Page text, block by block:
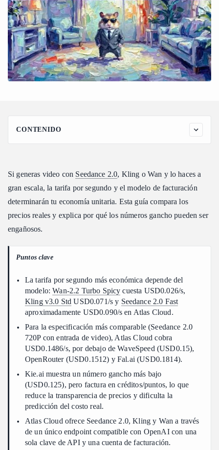
CONTENIDO
Qué significa realmente "el más barato" para las API de video
Comparación de proveedores para Seedance 2.0 720P
Los tres modelos bajo una sola API
Integración para desarrolladores y fiabilidad empresarial
Conclusión
Si generas video con Seedance 2.0, Kling o Wan y lo haces a
gran escala, la tarifa por segundo y el modelo de facturación
determinarán tu economía unitaria. Esta guía compara los
precios reales y explica por qué los números gancho pueden ser
engañosos.
Puntos clave
La tarifa por segundo más económica depende del
modelo:Wan-2.2 Turbo Spicy cuesta USD0.026/s,
Kling v3.0 Std USD0.071/s y Seedance 2.0 Fast
aproximadamente USD0.090/s en Atlas Cloud.
Para la especificación más comparable (Seedance 2.0
720P con entrada de video), Atlas Cloud cobra
USD0.1486/s, por debajo de WaveSpeed (USD0.15),
OpenRouter (USD0.1512) y Fal.ai (USD0.1814).
Kie.ai muestra un número gancho más bajo
(USD0.125), pero factura en créditos/puntos, lo que
reduce la transparencia de precios y dificulta la
predicción del costo real.
Atlas Cloud ofrece Seedance 2.0, Kling y Wan a través
de un único endpoint compatible con OpenAI con una
sola clave de API y una cuenta de facturación.